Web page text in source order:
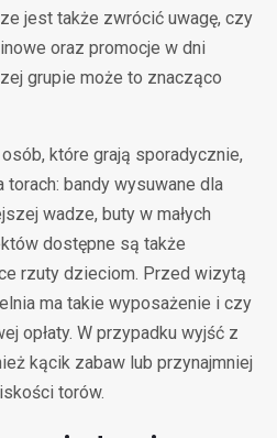
jest także zwrócić uwagę, czy
oraz promocje w dni
grupie może to znacząco
które grają sporadycznie,
torach: bandy wysuwane dla
wadze, buty w małych
dostępne są także
rzuty dzieciom. Przed wizytą
ma takie wyposażenie i czy
opłaty. W przypadku wyjść z
kącik zabaw lub przynajmniej
torów.